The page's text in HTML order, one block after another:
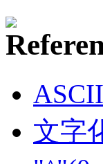
文字